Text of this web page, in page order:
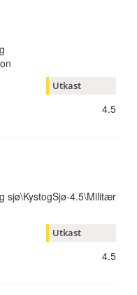
Utkast
4.5
sjø\KystogSjø-4.5\Militær
Utkast
4.5